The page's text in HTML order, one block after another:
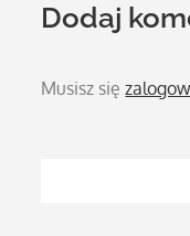
Dodaj
Musisz się